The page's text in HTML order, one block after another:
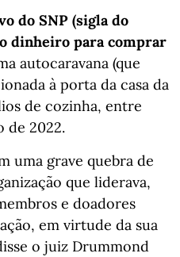
do SNP (sigla do
dinheiro para comprar
autocaravana (que
à porta da casa da
de cozinha, entre
de 2022.
uma grave quebra de
que liderava,
e doadores
em virtude da sua
o juiz Drummond